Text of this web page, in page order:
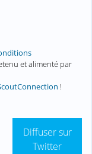
et alimenté par
!
Diffuser sur
Twitter